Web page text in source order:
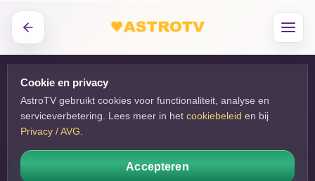
Cookie en privacy
AstroTV gebruikt cookies voor functionaliteit, analyse en
serviceverbetering. Lees meer in het cookiebeleid en bij
Privacy / AVG
Accepteren